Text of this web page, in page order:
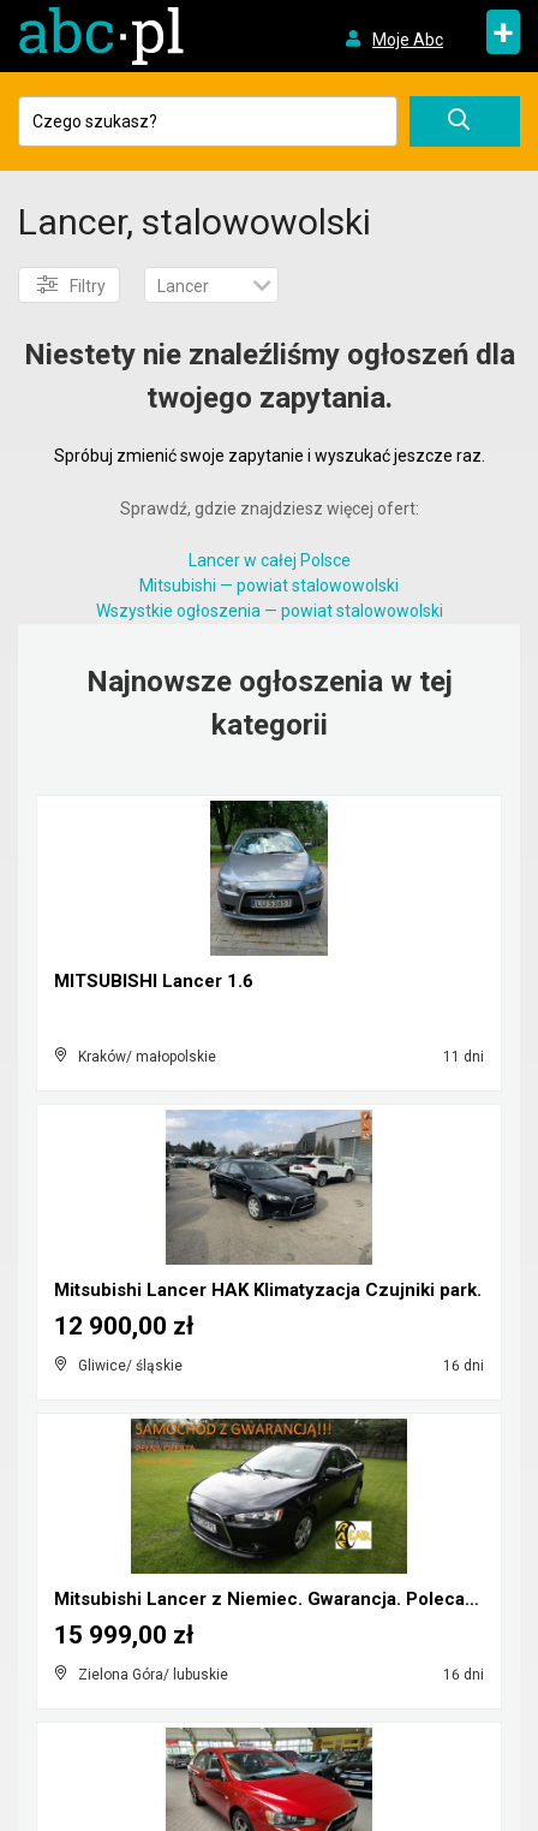
Moje Abc +
Lancer, stalowowolski
Filtry Lancer
Niestety nie znaleźliśmy ogłoszeń dla
twojego zapytania.
Spróbuj zmienić swoje zapytanie i wyszukać jeszcze raz.
Sprawdź, gdzie znajdziesz więcej ofert:
Lancer w całej Polsce
Mitsubishi — powiat stalowowolski
Wszystkie ogłoszenia — powiat stalowowolski
Najnowsze ogłoszenia w tej
kategorii
MITSUBISHI Lancer 1.6
Kraków/ małopolskie 11 dni
Mitsubishi Lancer HAK Klimatyzacja Czujniki park.
Gliwice/ śląskie 16 dni
12 900,00 zł
Mitsubishi Lancer z Niemiec. Gwarancja. Polecam !!...
Zielona Góra/ lubuskie 16 dni
15 999,00 zł